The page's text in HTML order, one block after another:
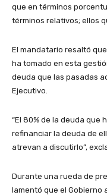
que en términos
términos relativos; ellos
El mandatario resaltó
ha tomado en esta
deuda que las pasadas
Ejecutivo.
“El 80% de la deuda que
refinanciar la deuda de
atrevan a discutirlo”,
Durante una rueda de
lamentó que el Gobierno